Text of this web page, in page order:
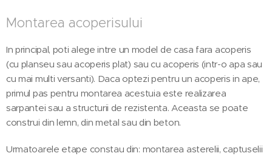
Montarea acoperisului
In principal, poti alege intre un model de casa fara acoperis
(cu planseu sau acoperis plat) sau cu acoperis (intr-o apa sau
cu mai multi versanti). Daca optezi pentru un acoperis in ape,
primul pas pentru montarea acestuia este realizarea
sarpantei sau a structurii de rezistenta. Aceasta se poate
construi din lemn, din metal sau din beton.
Urmatoarele etape constau din: montarea asterelii, captuselii